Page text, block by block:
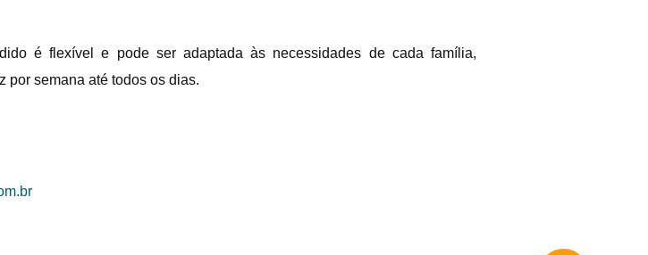
é flexível e pode ser adaptada às necessidades de cada família,
por semana até todos os dias.